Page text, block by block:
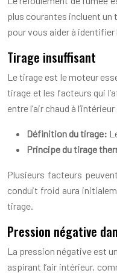
plus courantes incluent un
pour vous aider à
Tirage insuffisant
Le tirage est le moteur
tirage et les facteurs qui
entre l’air chaud à
Définition du tirage:
Principe du tirage
Plusieurs facteurs
conduit froid aura
tirage.
Pression négative
La pression négative est
aspirant l’air intérieur,